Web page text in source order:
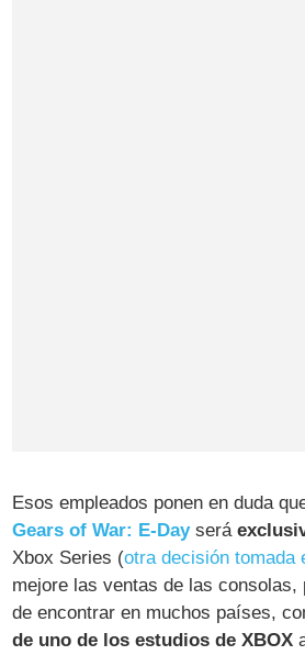
Esos empleados ponen en duda
Gears of War: E-Dayserá
Xbox Series (otra decisión tomada
mejore las ventas de las
de encontrar en muchos países,
de uno de los estudios de XBOX